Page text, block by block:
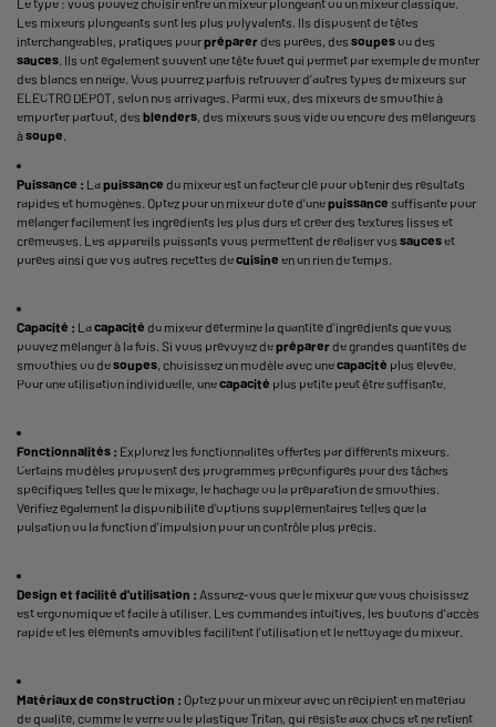
Les mixeurs plongeants sont les plus polyvalents. Ils disposent de têtes
interchangeables, pratiques pourpréparerdes purées, des soupesou des
sauces . Ils ont également souvent une tête fouet qui permet par exemple de monter
des blancs en neige. Vous pourrez parfois retrouver d’autres types de mixeurs sur
ELECTRO DEPOT, selon nos arrivages. Parmi eux, des mixeurs de smoothie à
emporter partout, des blenders , des mixeurs sous vide ou encore des mélangeurs
àsoupe
Puissance : Lapuissance du mixeur est un facteur clé pour obtenir des résultats
rapides et homogènes. Optez pour un mixeur doté d'unepuissance suffisante pour
mélanger facilement les ingrédients les plus durs et créer des textures lisses et
crémeuses. Les appareils puissants vous permettent de réaliser vos sauceset
purées ainsi que vos autres recettes decuisine en un rien de temps.
Capacité : Lacapacité du mixeur détermine la quantité d'ingrédients que vous
pouvez mélanger à la fois. Si vous prévoyez depréparerde grandes quantités de
smoothies ou desoupes , choisissez un modèle avec unecapacité plus élevée.
Pour une utilisation individuelle, unecapacité plus petite peut être suffisante.
Fonctionnalités : Explorez les fonctionnalités offertes par différents mixeurs.
Certains modèles proposent des programmes préconfigurés pour des tâches
spécifiques telles que le mixage, le hachage ou la préparation de smoothies.
Vérifiez également la disponibilité d'options supplémentaires telles que la
pulsation ou la fonction d'impulsion pour un contrôle plus précis.
Design et facilité d'utilisation : Assurez-vous que le mixeur que vous choisissez
est ergonomique et facile à utiliser. Les commandes intuitives, les boutons d'accès
rapide et les éléments amovibles facilitent l'utilisation et le nettoyage du mixeur.
Matériaux de construction : Optez pour un mixeur avec un récipient en matériau
de qualité, comme le verre ou le plastique Tritan, qui résiste aux chocs et ne retient